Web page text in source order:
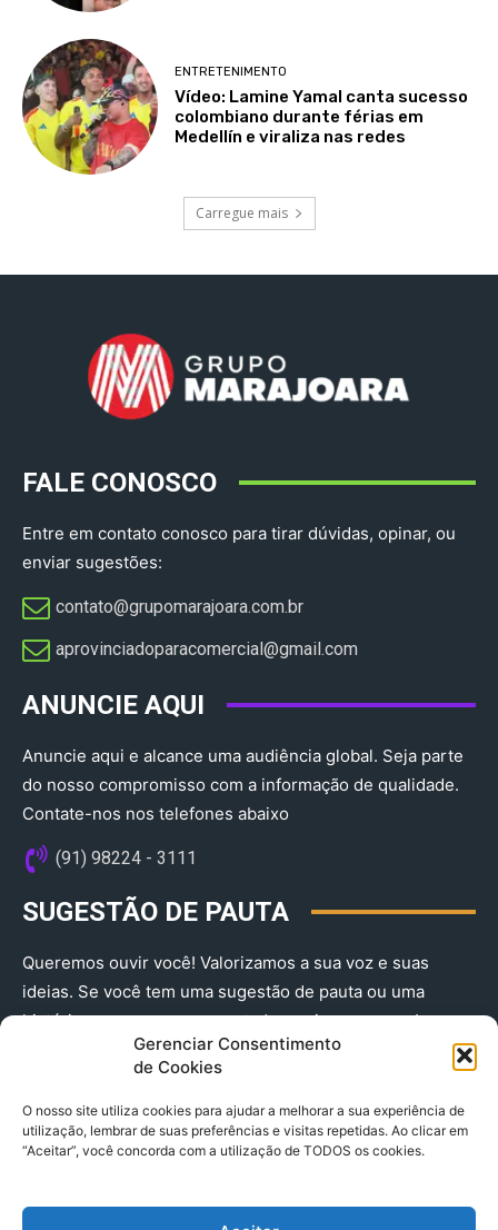
Gerenciar Consentimento
de Cookies
O nosso site utiliza cookies para ajudar a melhorar a sua experiência de
utilização, lembrar de suas preferências e visitas repetidas. Ao clicar em
“Aceitar”, você concorda com a utilização de TODOS os cookies.
ENTRETENIMENTO
Vídeo: Lamine Yamal canta sucesso
colombiano durante férias em
Medellín e viraliza nas redes
Carregue mais
FALE CONOSCO
Entre em contato conosco para tirar dúvidas, opinar, ou
enviar sugestões:
contato@grupomarajoara.com.br
aprovinciadoparacomercial@gmail.com​
ANUNCIE AQUI
Anuncie aqui e alcance uma audiência global. Seja parte
do nosso compromisso com a informação de qualidade.
Contate-nos nos telefones abaixo
(91) 98224 - 3111
SUGESTÃO DE PAUTA
Queremos ouvir você! Valorizamos a sua voz e suas
ideias. Se você tem uma sugestão de pauta ou uma
história que merece ser contada, envie-nos agora!
(91) 98224 - 3111